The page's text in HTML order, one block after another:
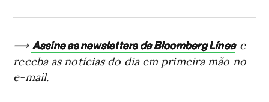
⟶ Assine as newsletters da Bloomberg Línea e
receba as notícias do dia em primeira mão no
e-mail.